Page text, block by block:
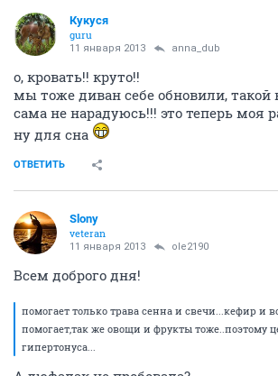
Мы там кровать собираемся брать в
ОТВЕТИТЬ
СЕЙЧАС ЧИТАЮТ
Березовое (Сибирь) (часть 2)
333608
151851
Чистая слобода 2 - дома Титова, 9, 10,
(часть 27)
Кукуся